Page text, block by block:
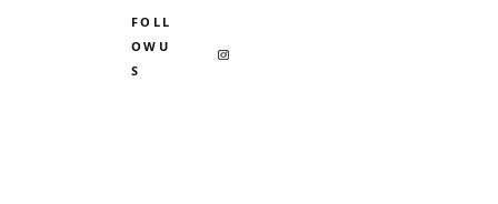
FOLL
OWU
S